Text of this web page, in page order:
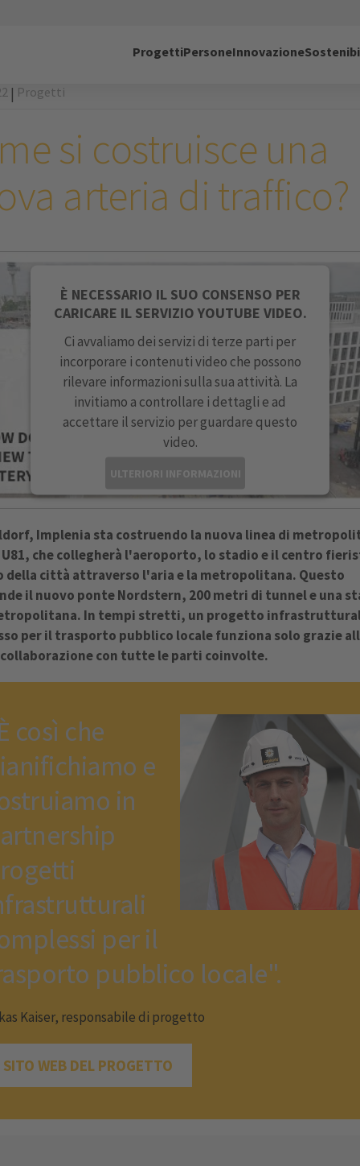
ProgettiPersoneInnovazione
| Progetti
si costruisce una
arteria di traffico?
È NECESSARIO IL SUO CONSENSO PER
CARICARE IL SERVIZIO YOUTUBE VIDEO.
Ci avvaliamo dei servizi di terze parti per
incorporare i contenuti video che possono
rilevare informazioni sulla sua attività. La
invitiamo a controllare i dettagli e ad
accettare il servizio per guardare questo
video.
powered by
Platform
Implenia sta costruendo la nuova linea di
che collegherà l'aeroporto, lo stadio e il centro
della città attraverso l'aria e la metropolitana. Questo
il nuovo ponte Nordstern, 200 metri di tunnel e una
In tempi stretti, un progetto
per il trasporto pubblico locale funziona solo grazie
con tutte le parti coinvolte.
così che
e
in
per il
pubblico locale".
Kaiser, responsabile di progetto
SITO WEB DEL PROGETTO